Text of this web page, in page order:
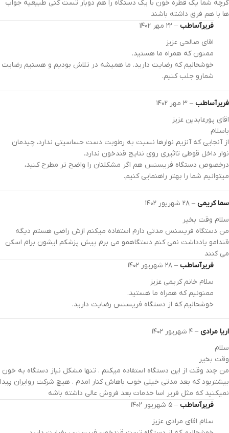
گرچه شما یک قطره خون با یک دستگاه را هم دوبار تست کنی طبیعیه جواب
ها با هم فرق داشته باشند
فریرآساطب – ۲۲ مهر ۱۴۰۲
اقای صالحی عزیز
ممنون که همراه ما هستید.
خوشحالیم که رضایت دارید. ما همیشه در تلاش بودیم و هستیم رضایت
شمارو جلب کنیم.
فریرآساطب – ۳ مهر ۱۴۰۲
اقای پورعابدین عزیز
باسلام
از آنجایی که آنزیم نوارها نسبت به رطوبت دست حساسیتی ندارد، چیدمان
نوار داخل قوطی تاثیری روی نتایج قندخون ندارد.
درخصوص دستگاه فریسنس هم اگر مشکلتان را واضح تر مطرح کنید،
میتوانیم شما را بهتر راهنمایی کنیم.
سما کریمی – ۲۸ شهریور ۱۴۰۲
سلام وقت بخیر
من دستگاه فریسنس مدتی دارم استفاده میکنم ازش راضی هستم دیگه
قندامو یادداشت نمی کنم دستگاهمو می برم پیش پزشکم ایشون برام اسکن
می کنند
فریرآساطب – ۲۸ شهریور ۱۴۰۲
سلام خانم کریمی عزیز
ممنونیم که همراه ما هستید.
خوشحالیم که از دستگاه فریسنس رضایت دارید.
اریا مرادی – ۴ شهریور ۱۴۰۲
سلام
وقت بخیر
من چند وقت از این دستگاه استفاده میکنم . تنها مشکل نیاز دستگاه به خون
بیشتربود که بعد مدتی خیلی خوب باهاش کنار امدم . هیچ شرکت روایران پیدا
نمیکنید که مثل فریر اسا خدمات بعد فروش عالی داشته باشه
فریرآساطب – ۵ شهریور ۱۴۰۲
سلام اقای مرادی عزیز